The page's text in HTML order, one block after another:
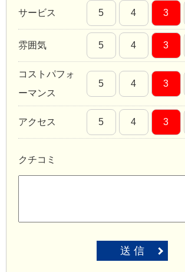
サービス 5 4 3
雰囲気 5 4 3
コストパフォ
ーマンス
5 4 3
アクセス 5 4 3
クチコミ
送 信